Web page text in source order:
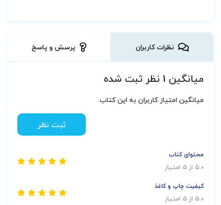
نظرات کاربران پرسش و پاسخ
میانگین 1 نظر ثبت شده
میانگین امتیاز کاربران به این کتاب.
ثبت نظر
محتوای کتاب
5.0 از 5 امتیاز
کیفیت چاپ و کاغذ
5.0 از 5 امتیاز